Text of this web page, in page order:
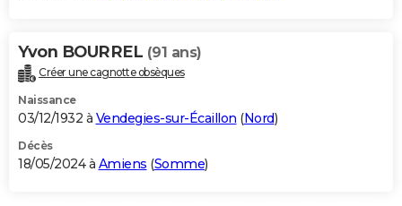
Yvon BOURREL (91 ans)
Créer une cagnotte obsèques
Naissance
03/12/1932 à Vendegies-sur-Écaillon (Nord)
Décès
18/05/2024 à Amiens (Somme)